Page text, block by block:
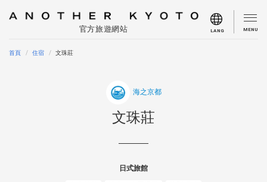
官方旅遊網站 LANG MENU
首頁 住宿 文珠莊
海之京都
文珠莊
日式旅館